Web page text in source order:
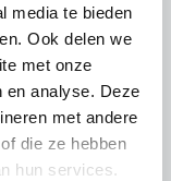
media te bieden
Ook delen we
met onze
en analyse. Deze
met andere
die ze hebben
hun services.
cao SAVG